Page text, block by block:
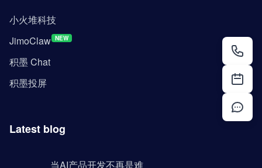
小火堆科技
JimoClaw NEW
积墨 Chat
积墨投屏
Latest blog
当AI产品开发不再是难